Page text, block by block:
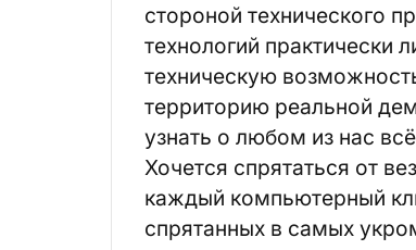
стороной технического
технологий практически
техническую
территорию реальной
узнать о любом из нас
Хочется спрятаться от
каждый компьютерный
спрятанных в самых